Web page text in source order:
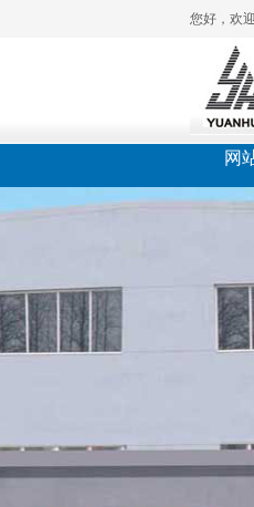
您好，欢
网